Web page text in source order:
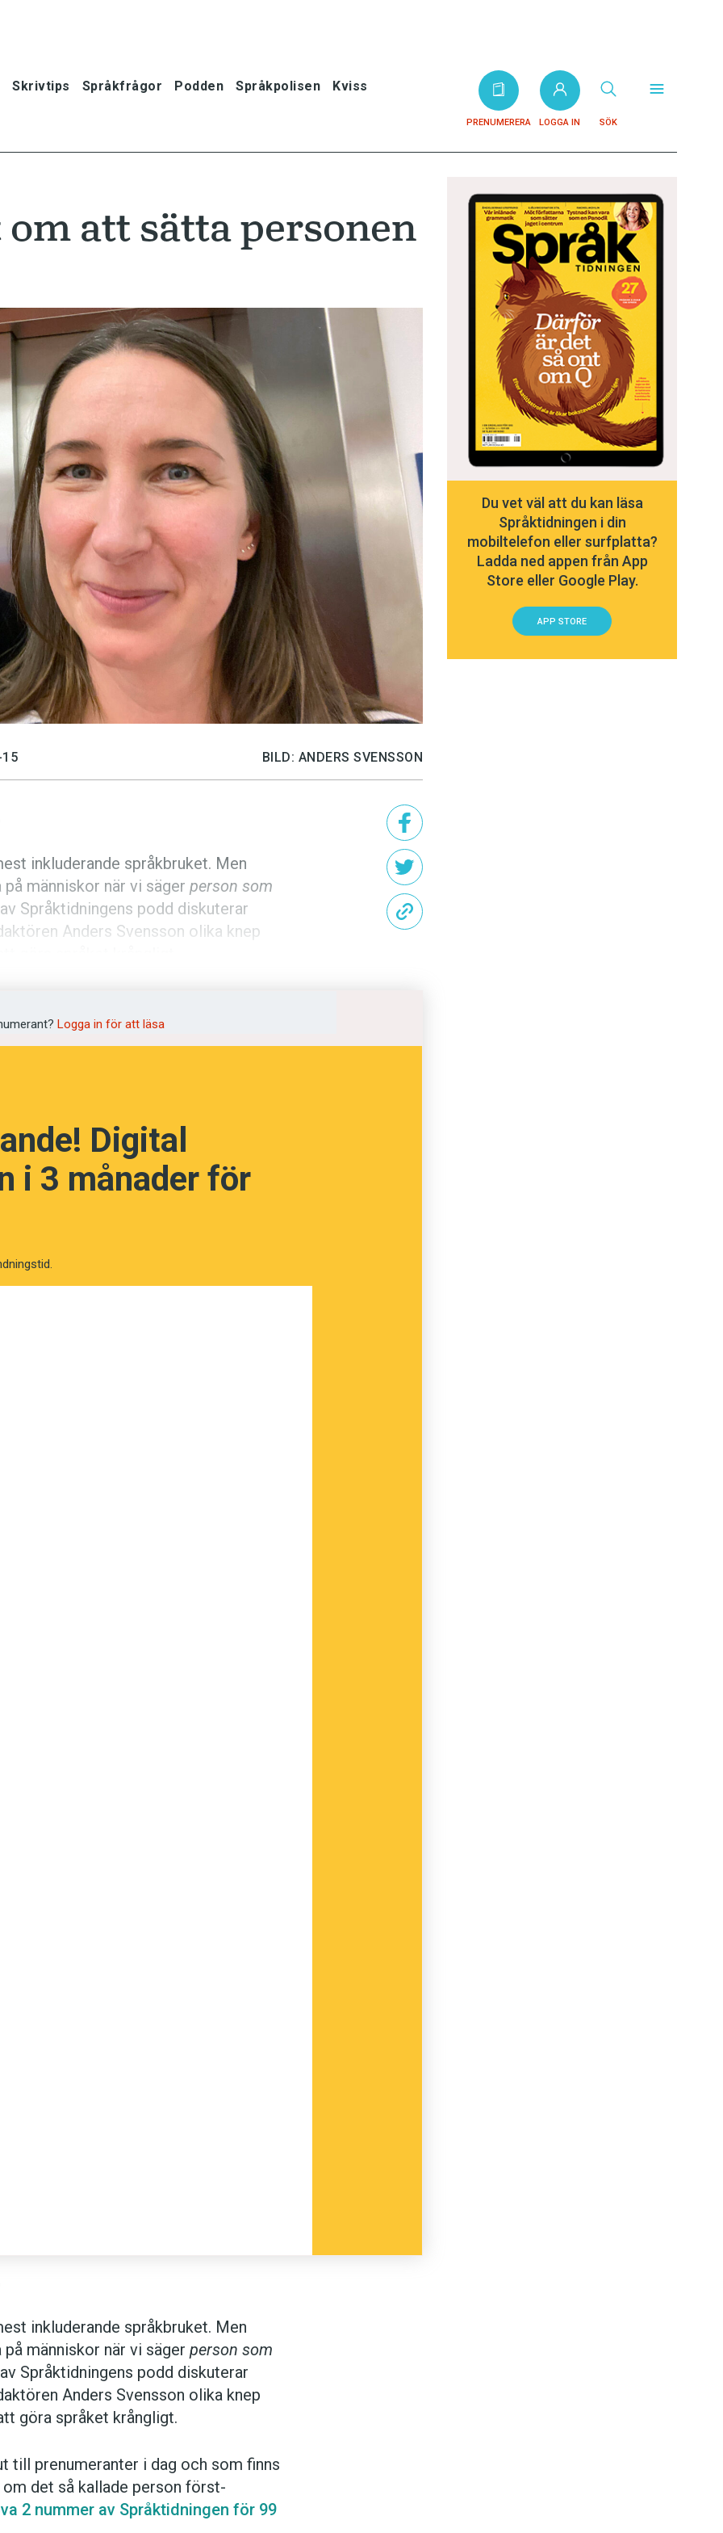
Skrivtips Språkfrågor Podden Språkpolisen Kviss
PRENUMERERA LOGGA IN SÖK
digitalt
att sätta personen
15 BILD: ANDERS SVENSSON
inkluderande språkbruket. Men
människor när vi säger person som
Språktidningens podd diskuterar
Anders Svensson olika knep
det så kallade person först-
2 nummer av Språktidningen för 99
ett bidrag genom Swish till 123
Logga in för att läsa
Digital
i 3 månader för
inkluderande språkbruket. Men
människor när vi säger person som
Språktidningens podd diskuterar
Anders Svensson olika knep
göra språket krångligt.
till prenumeranter i dag och som finns
det så kallade person först-
2 nummer av Språktidningen för 99
Du vet väl att du kan läsa
Språktidningen i din
mobiltelefon eller surfplatta?
Ladda ned appen från App
Store eller Google Play.
APP STORE